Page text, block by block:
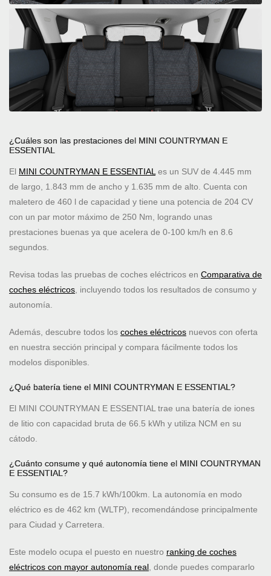
¿Cuáles son las prestaciones del MINI COUNTRYMAN E
ESSENTIAL
El MINI COUNTRYMAN E ESSENTIAL es un SUV de 4.445 mm
de largo, 1.843 mm de ancho y 1.635 mm de alto. Cuenta con
maletero de 460 l de capacidad y tiene una potencia de 204 CV
con un par motor máximo de 250 Nm, logrando unas
prestaciones buenas ya que acelera de 0-100 km/h en 8.6
segundos.
Revisa todas las pruebas de coches eléctricos en Comparativa de
coches eléctricos , incluyendo todos los resultados de consumo y
autonomía.
Además, descubre todos los coches eléctricos nuevos con oferta
en nuestra sección principal y compara fácilmente todos los
modelos disponibles.
¿Qué batería tiene el MINI COUNTRYMAN E ESSENTIAL?
El MINI COUNTRYMAN E ESSENTIAL trae una batería de iones
de litio con capacidad bruta de 66.5 kWh y utiliza NCM en su
cátodo.
¿Cuánto consume y qué autonomía tiene el MINI COUNTRYMAN
E ESSENTIAL?
Su consumo es de 15.7 kWh/100km. La autonomía en modo
eléctrico es de 462 km (WLTP), recomendándose principalmente
para Ciudad y Carretera.
Este modelo ocupa el puesto en nuestro ranking de coches
eléctricos con mayor autonomía real , donde puedes compararlo